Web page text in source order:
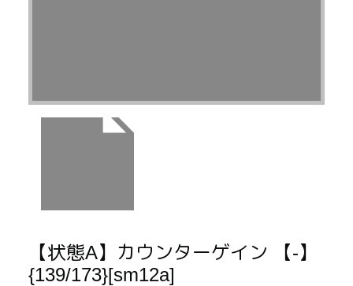
【状態A】カウンターゲイン 【-】
{139/173}[sm12a]